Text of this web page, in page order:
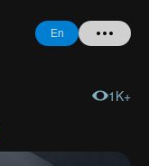
En
1K+